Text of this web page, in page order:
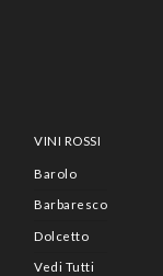
VINI ROSSI
Barolo
Barbaresco
Dolcetto
Vedi Tutti